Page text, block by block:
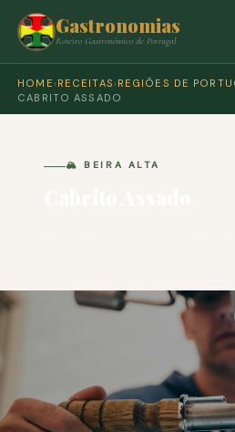
Gastronomias
Roteiro Gastronómico de Portugal
HOME › RECEITAS › REGIÕES DE
CABRITO ASSADO
🏔️ BEIRA ALTA